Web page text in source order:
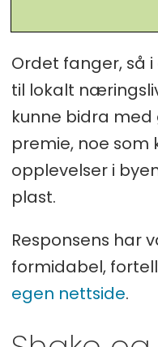
Ordet fanger, så
til lokalt
kunne bidra
premie, noe som
opplevelser i
plast.
Responsens har
formidabel,
egen nettside.